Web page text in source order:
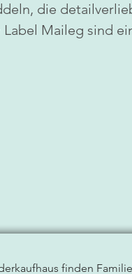
die
Label Maileg sind
finden